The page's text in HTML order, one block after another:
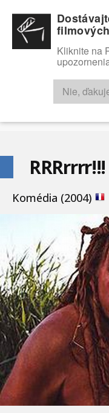
RECENZIE
RRRrrrr!!!
Komédia (2004)
Kliknite na
Nie,